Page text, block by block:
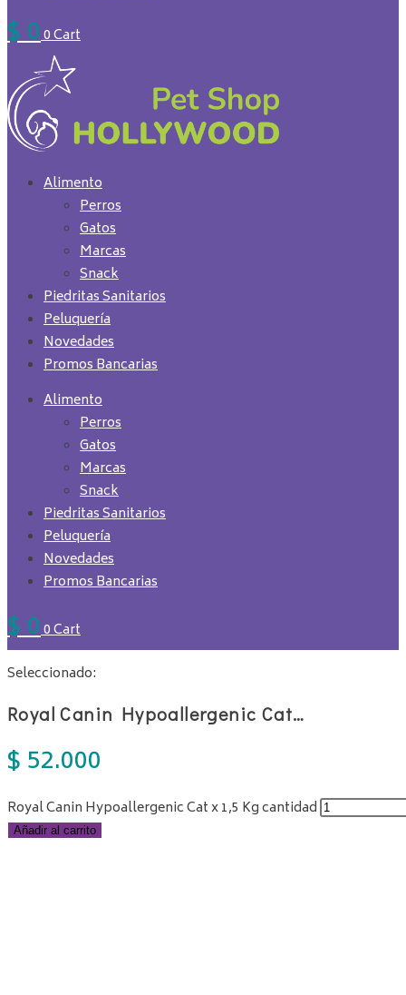
$00Cart
Alimento
Perros
Gatos
Marcas
Snack
Piedritas Sanitarios
Peluquería
Novedades
Promos Bancarias
Alimento
Perros
Gatos
Marcas
Snack
Piedritas Sanitarios
Peluquería
Novedades
Promos Bancarias
$00Cart
Seleccionado:
Royal Canin Hypoallergenic Cat…
$52.000
Royal Canin Hypoallergenic Cat x 1,5 Kg cantidad
Añadir al carrito